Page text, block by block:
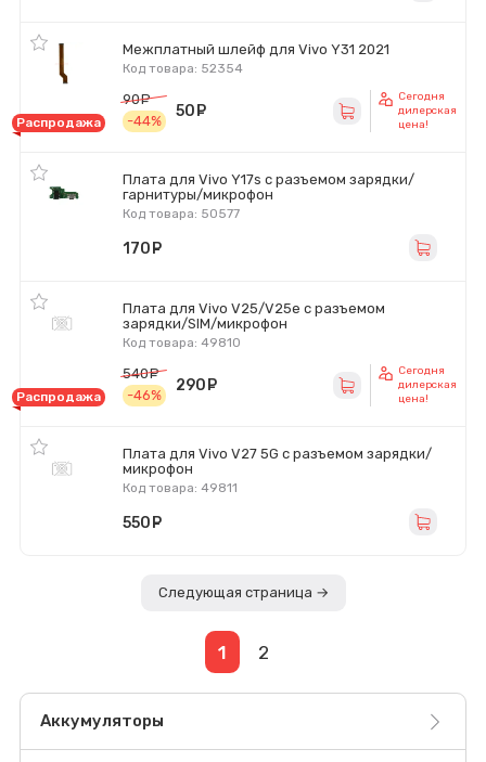
Межплатный шлейф для Vivo Y31 2021
Код товара: 52354
Распродажа
90
руб.
-44%
50
Сегодня
дилерская
цена!
Плата для Vivo Y17s с разъемом зарядки/
гарнитуры/микрофон
Код товара: 50577
170
Плата для Vivo V25/V25e с разъемом
зарядки/SIM/микрофон
Код товара: 49810
Распродажа
540
-46%
290
Сегодня
дилерская
цена!
Плата для Vivo V27 5G с разъемом зарядки/
микрофон
Код товара: 49811
550
Следующая страница →
1 2
Аккумуляторы